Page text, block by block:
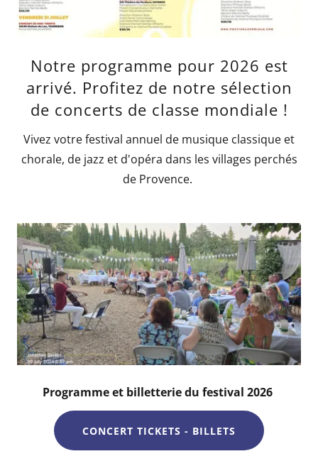
Notre programme pour 2026 est
arrivé. Profitez de notre sélection
de concerts de classe mondiale !
Vivez votre festival annuel de musique classique et
chorale, de jazz et d'opéra dans les villages perchés
de Provence.
Programme et billetterie du festival 2026
CONCERT TICKETS - BILLETS